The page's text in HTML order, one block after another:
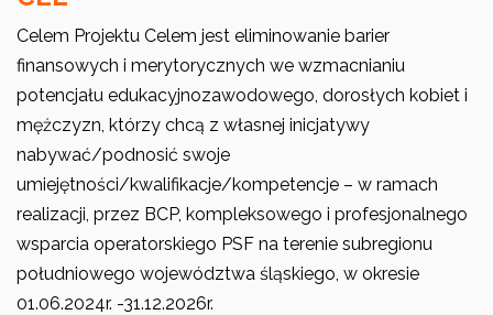
Celem Projektu Celem jest eliminowanie barier
finansowych i merytorycznych we wzmacnianiu
potencjału edukacyjnozawodowego, dorosłych kobiet i
mężczyzn, którzy chcą z własnej inicjatywy
nabywać/podnosić swoje
umiejętności/kwalifikacje/kompetencje – w ramach
realizacji, przez BCP, kompleksowego i profesjonalnego
wsparcia operatorskiego PSF na terenie subregionu
południowego województwa śląskiego, w okresie
01.06.2024r. -31.12.2026r.